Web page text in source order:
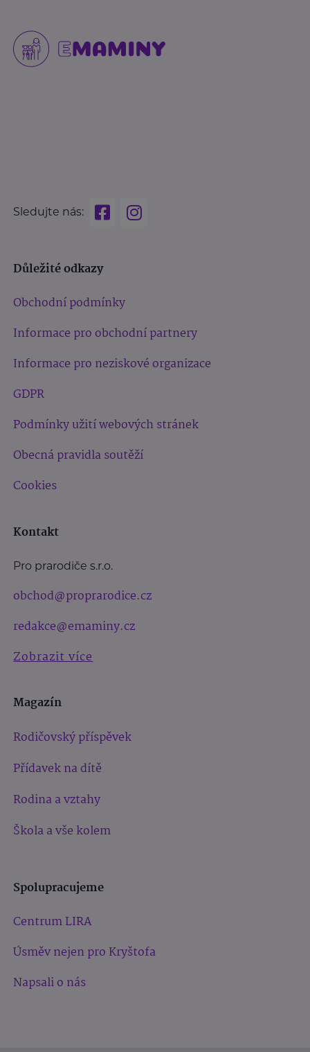
Sledujte nás:
Důležité odkazy
Obchodní podmínky
Informace pro obchodní partnery
Informace pro neziskové organizace
GDPR
Podmínky užití webových stránek
Obecná pravidla soutěží
Cookies
Kontakt
Pro prarodiče s.r.o.
obchod@proprarodice.cz
redakce@emaminy.cz
Zobrazit více
Magazín
Rodičovský příspěvek
Přídavek na dítě
Rodina a vztahy
Škola a vše kolem
Spolupracujeme
Centrum LIRA
Úsměv nejen pro Kryštofa
Napsali o nás